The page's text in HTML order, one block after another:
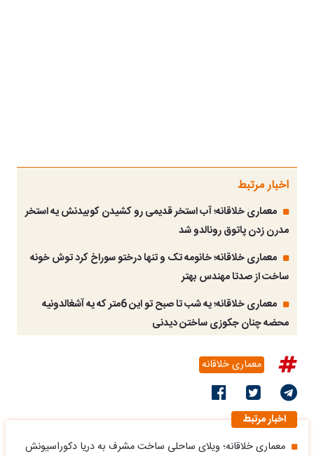
اخبار مرتبط
معماری خلاقانه؛ آب استخر قدیمی رو کشیدن کوبیدنش یه استخر
مدرن زدن پاتوق رونالدو شد
معماری خلاقانه؛ خانومه تک و تنها درختو سوراخ کرد توش خونه
ساخت از صدتا مهندس بهتر
معماری خلاقانه؛ یه شب تا صبح تو این 6متر که یه آشغالدونیه
محضه چنان جکوزی ساختن دیدنی
معماری خلاقانه
اخبار مرتبط
معماری خلاقانه؛ ویلای ساحلی ساخت مشرف به دریا دکوراسیونش